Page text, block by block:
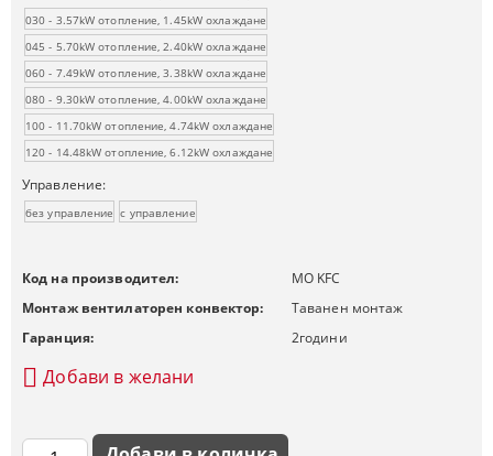
030 - 3.57kW отопление, 1.45kW охлаждане
045 - 5.70kW отопление, 2.40kW охлаждане
060 - 7.49kW отопление, 3.38kW охлаждане
080 - 9.30kW отопление, 4.00kW охлаждане
100 - 11.70kW отопление, 4.74kW охлаждане
120 - 14.48kW отопление, 6.12kW охлаждане
Управление:
без управление с управление
Код на производител:
MO KFC
Монтаж вентилаторен конвектор:
Таванен монтаж
Гаранция:
2години
Добави в желани